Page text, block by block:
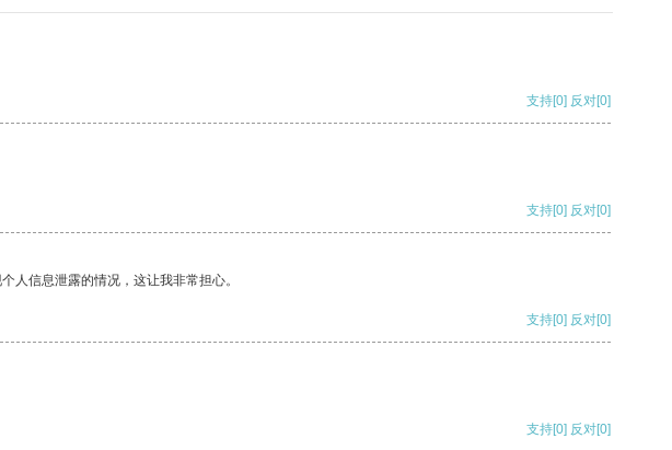
支持[0] 反对[0]
支持[0] 反对[0]
人信息泄露的情况，这让我非常担心。
支持[0] 反对[0]
支持[0] 反对[0]